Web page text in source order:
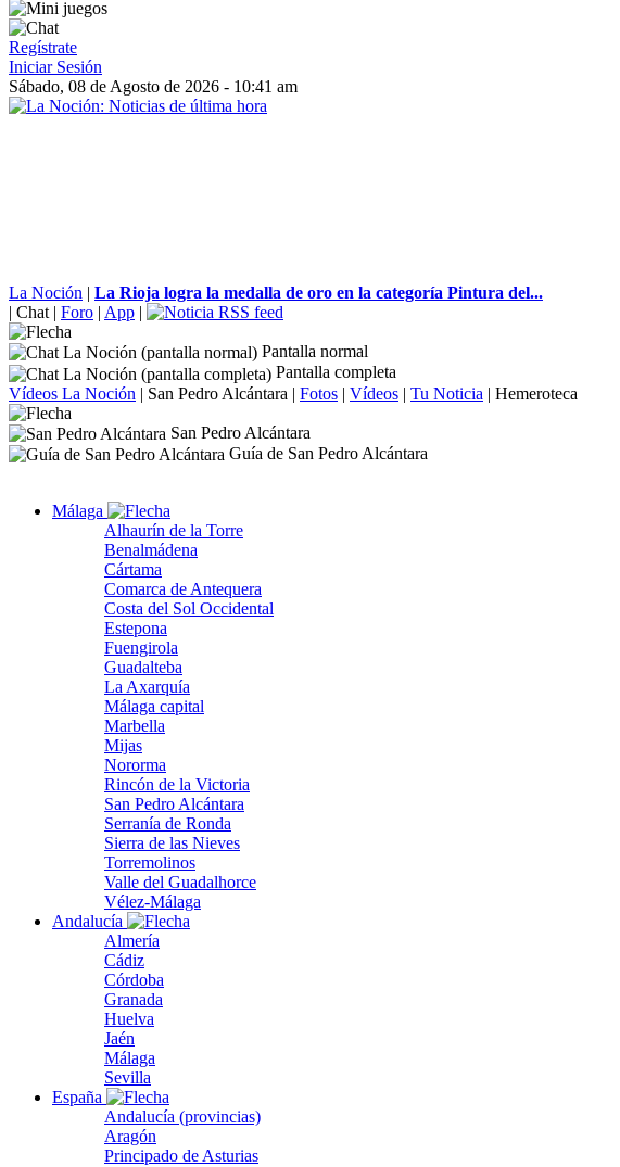
Regístrate
Iniciar Sesión
Sábado, 08 de Agosto de 2026 - 10:41 am
La Noción | La Rioja logra la medalla de oro en la categoría Pintura del...
| Chat | Foro | App |
Pantalla normal
Pantalla completa
Vídeos La Noción | San Pedro Alcántara | Fotos | Vídeos | Tu Noticia | Hemeroteca
San Pedro Alcántara
Guía de San Pedro Alcántara
Málaga
Alhaurín de la Torre
Benalmádena
Cártama
Comarca de Antequera
Costa del Sol Occidental
Estepona
Fuengirola
Guadalteba
La Axarquía
Málaga capital
Marbella
Mijas
Nororma
Rincón de la Victoria
San Pedro Alcántara
Serranía de Ronda
Sierra de las Nieves
Torremolinos
Valle del Guadalhorce
Vélez-Málaga
Andalucía
Almería
Cádiz
Córdoba
Granada
Huelva
Jaén
Málaga
Sevilla
España
Andalucía (provincias)
Aragón
Principado de Asturias